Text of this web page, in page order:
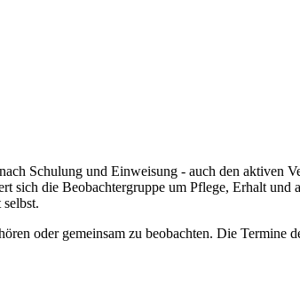
Schulung und Einweisung - auch den aktiven
die Beobachtergruppe um Pflege, Erhalt und
oder gemeinsam zu beobachten. Die Termine